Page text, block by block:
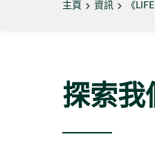
主頁 資訊 《
探索我